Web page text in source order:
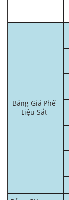
Bảng Giá Phế
Liệu Sắt